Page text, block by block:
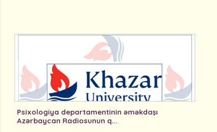
Psixologiya departamentinin əməkdaşı
Azərbaycan Radiosunun q...